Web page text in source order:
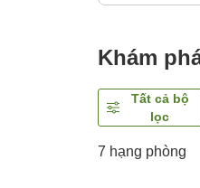
Khám
Tất cả bộ
lọc
7 hạng phòng